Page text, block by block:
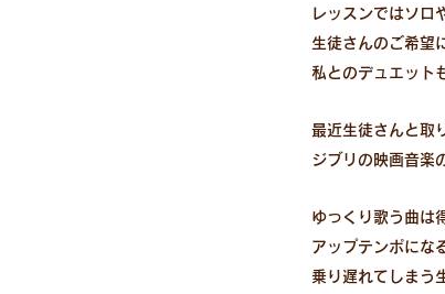
レッスンではソロ
生徒さんのご希望
私とのデュエット
最近生徒さんと取
ジブリの映画音楽
ゆっくり歌う曲は
アップテンポにな
乗り遅れてしまう